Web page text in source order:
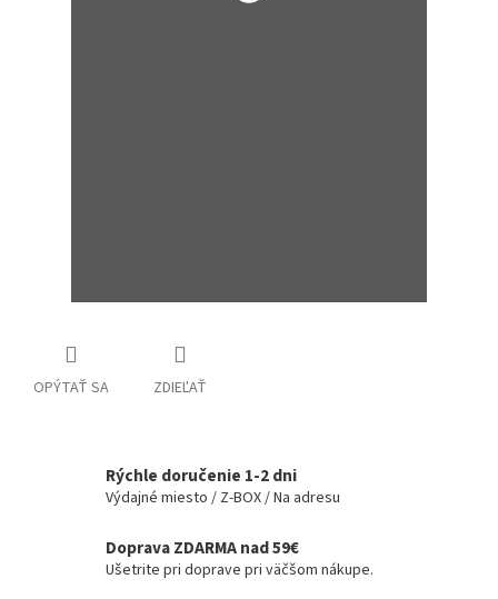
OPÝTAŤ SA ZDIEĽAŤ
Rýchle doručenie 1-2 dni
Výdajné miesto / Z-BOX / Na adresu
Doprava ZDARMA nad 59€
Ušetrite pri doprave pri väčšom nákupe.